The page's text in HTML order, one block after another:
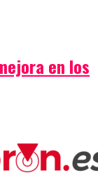
en los